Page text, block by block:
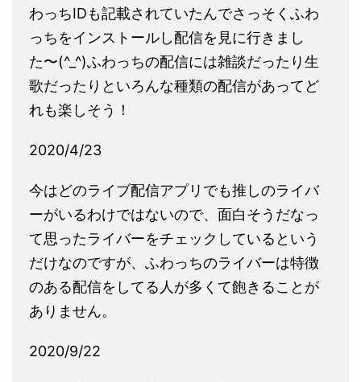
わっちIDも記載されていたんでさっそくふわ
っちをインストールし配信を見に行きまし
た〜(^_^)ふわっちの配信には雑談だったり生
歌だったりといろんな種類の配信があってど
れも楽しそう！
2020/4/23
今はどのライブ配信アプリでも推しのライバ
ーがいるわけではないので、面白そうだなっ
て思ったライバーをチェックしているという
だけなのですが、ふわっちのライバーは特徴
のある配信をしてる人が多くて飽きることが
ありません。
2020/9/22